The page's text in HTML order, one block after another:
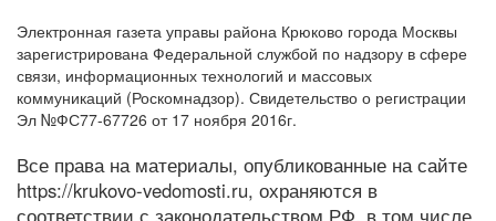
Электронная газета управы района Крюково города Москвы
зарегистрирована Федеральной службой по надзору в сфере
связи, информационных технологий и массовых
коммуникаций (Роскомнадзор). Свидетельство о регистрации
Эл №ФС77-67726 от 17 ноября 2016г.
Все права на материалы, опубликованные на сайте
https://krukovo-vedomosti.ru, охраняются в
соответствии с законодательством РФ, в том числе